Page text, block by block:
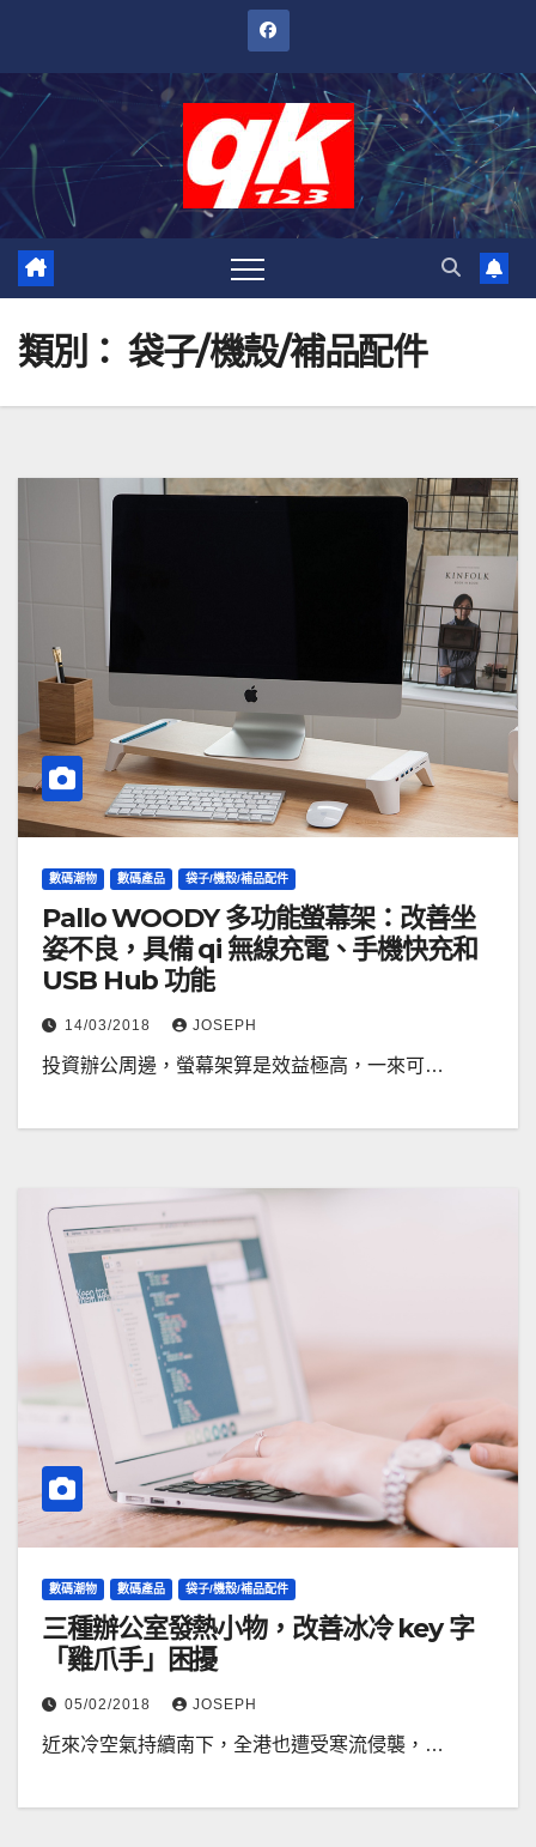
內
類別： 袋子/機殼/補品配件
數碼潮物 數碼產品 袋子/機殼/補品配件
Pallo WOODY 多功能螢幕架：改善坐
姿不良，具備 qi 無線充電、手機快充和
USB Hub 功能
14/03/2018 JOSEPH
投資辦公周邊，螢幕架算是效益極高，一來可…
數碼潮物 數碼產品 袋子/機殼/補品配件
三種辦公室發熱小物，改善冰冷 key 字
「雞爪手」困擾
05/02/2018 JOSEPH
近來冷空氣持續南下，全港也遭受寒流侵襲，…